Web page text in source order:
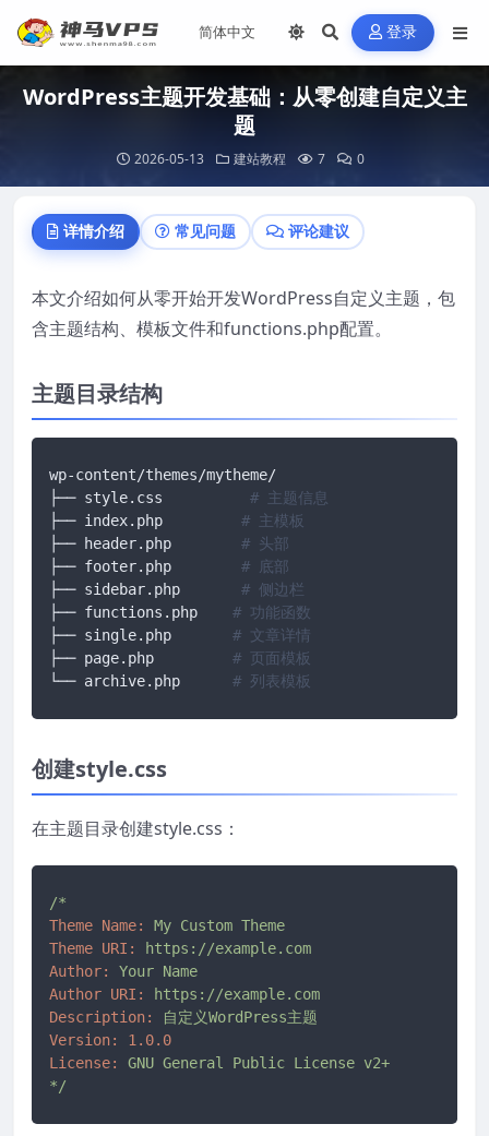
登录
WordPress主题开发基础：从零创建自定义主
题
2026-05-13 建站教程 7 0
详情介绍 常见问题 评论建议
本文介绍如何从零开始开发WordPress自定义主题，包
含主题结构、模板文件和functions.php配置。
主题目录结构
wp-content/themes/mytheme/
├── style.css # 主题信息
├── index.php # 主模板
├── header.php # 头部
├── footer.php # 底部
├── sidebar.php # 侧边栏
├── functions.php # 功能函数
├── single.php # 文章详情
├── page.php # 页面模板
└── archive.php # 列表模板
创建style.css
在主题目录创建style.css：
/*
Theme Name:
My Custom Theme
Theme URI:
https://example.com
Author:
Your Name
Author URI:
https://example.com
Description:
自定义WordPress主题
Version:
1.0.0
License:
GNU General Public License v2+
*/